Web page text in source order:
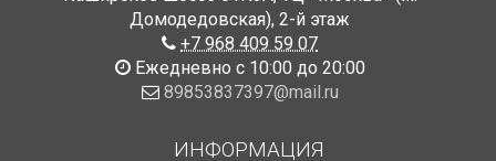
Домодедовская), 2-й этаж
+7 968 409 59 07
Ежедневно с 10:00 до 20:00
89853837397@mail.ru
ИНФОРМАЦИЯ